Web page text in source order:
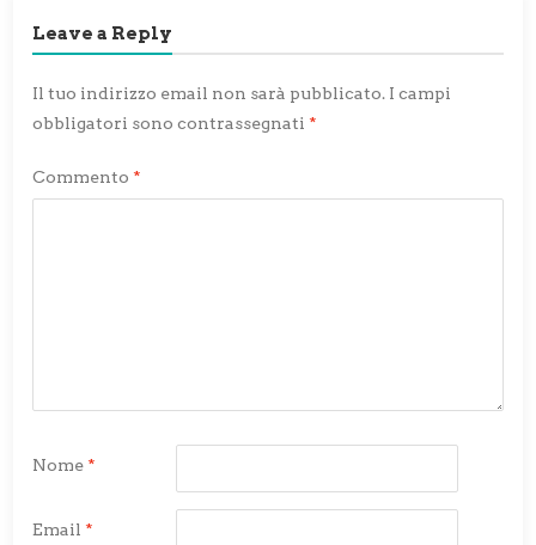
Leave a Reply
Il tuo indirizzo email non sarà pubblicato. I campi
obbligatori sono contrassegnati *
Commento *
Nome *
Email *